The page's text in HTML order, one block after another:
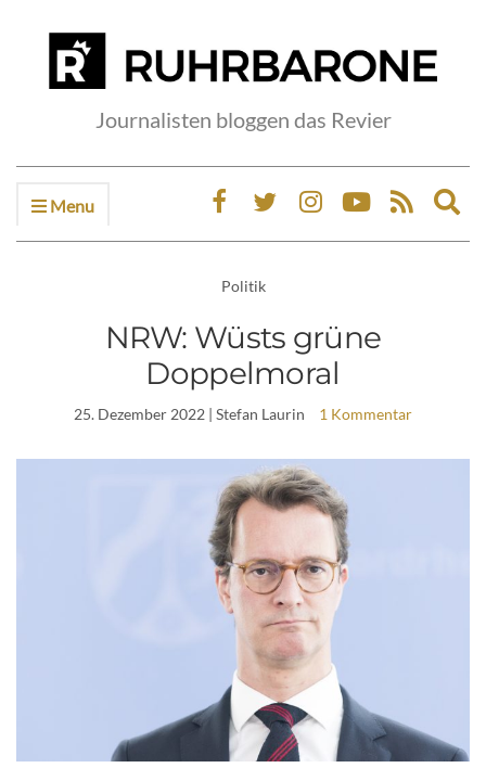
Journalisten bloggen das Revier
Menu
Politik
NRW: Wüsts grüne
Doppelmoral
25. Dezember 2022 | Stefan Laurin 1 Kommentar